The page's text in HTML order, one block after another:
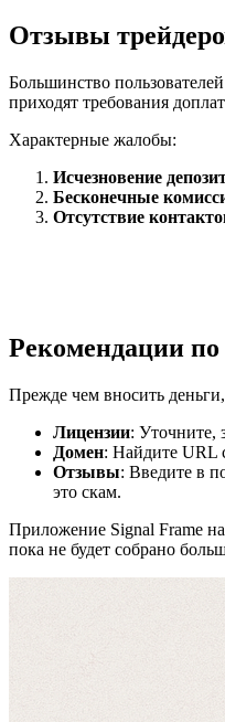
Отзывы
Большинство
приходят требования
Характерные жалобы:
Исчезновение
Бесконечные
Отсутствие
Получите
средств
Рекомендации по
Прежде чем вносить
Лицензии: Уточните,
Домен: Найдите URL
Отзывы: Введите в
это скам.
Приложение Signal Frame на
пока не будет собрано